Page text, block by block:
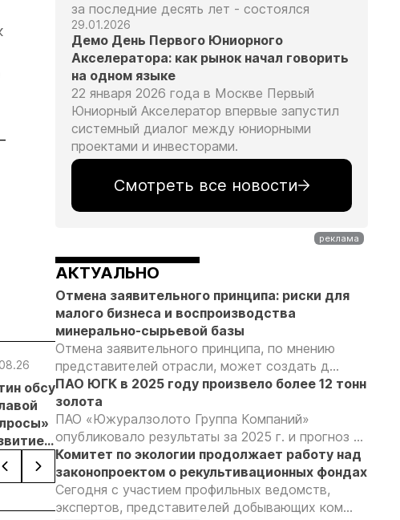
обсудил
в
04.08.26
Продажи
золотых
слитков через
Россельхозбанк
выросли на 31%
в первом
полугодии
04.08.26
Суд взыскал с
«ЗапСибЗолото»
более 7 млн
рублей за
нарушение
природоохранных
требований при
04.08.26
Отмена
риски видят
за последние десять лет - состоялся
29.01.2026
Демо День Первого Юниорного
Акселератора: как рынок начал говорить
на одном языке
22 января 2026 года в Москве Первый
Юниорный Акселератор впервые запустил
системный диалог между юниорными
проектами и инвесторами.
Смотреть все новости
АКТУАЛЬНО
Отмена заявительного принципа: риски для
малого бизнеса и воспроизводства
минерально-сырьевой базы
Отмена заявительного принципа, по мнению
представителей отрасли, может создать д...
ПАО ЮГК в 2025 году произвело более 12 тонн
золота
ПАО «Южуралзолото Группа Компаний»
опубликовало результаты за 2025 г. и прогноз ...
Комитет по экологии продолжает работу над
законопроектом о рекультивационных фондах
Сегодня с участием профильных ведомств,
экспертов, представителей добывающих ком...